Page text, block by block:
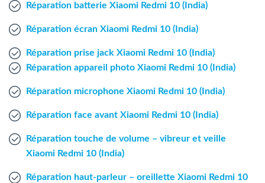
Réparation batterie Xiaomi Redmi 10 (India)
Réparation écran Xiaomi Redmi 10 (India)
Réparation prise jack Xiaomi Redmi 10 (India)
Réparation appareil photo Xiaomi Redmi 10 (India)
Réparation microphone Xiaomi Redmi 10 (India)
Réparation face avant Xiaomi Redmi 10 (India)
Réparation touche de volume – vibreur et veille
Xiaomi Redmi 10 (India)
Réparation haut-parleur – oreillette Xiaomi Redmi 10